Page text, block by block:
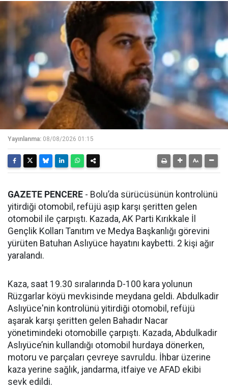
Yayınlanma: 08/08/2026 01:15
GAZETE PENCERE - Bolu’da sürücüsünün kontrolünü
yitirdiği otomobil, refüjü aşıp karşı şeritten gelen
otomobil ile çarpıştı. Kazada, AK Parti Kırıkkale İl
Gençlik Kolları Tanıtım ve Medya Başkanlığı görevini
yürüten Batuhan Aslıyüce hayatını kaybetti. 2 kişi ağır
yaralandı.
Kaza, saat 19.30 sıralarında D-100 kara yolunun
Rüzgarlar köyü mevkisinde meydana geldi. Abdulkadir
Aslıyüce'nin kontrolünü yitirdiği otomobil, refüjü
aşarak karşı şeritten gelen Bahadır Nacar
yönetimindeki otomobille çarpıştı. Kazada, Abdulkadir
Aslıyüce’nin kullandığı otomobil hurdaya dönerken,
motoru ve parçaları çevreye savruldu. İhbar üzerine
kaza yerine sağlık, jandarma, itfaiye ve AFAD ekibi
sevk edildi.